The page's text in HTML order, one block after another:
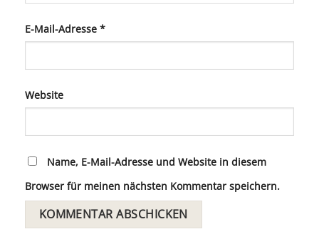
E-Mail-Adresse *
Website
Name, E-Mail-Adresse und Website in diesem
Browser für meinen nächsten Kommentar speichern.